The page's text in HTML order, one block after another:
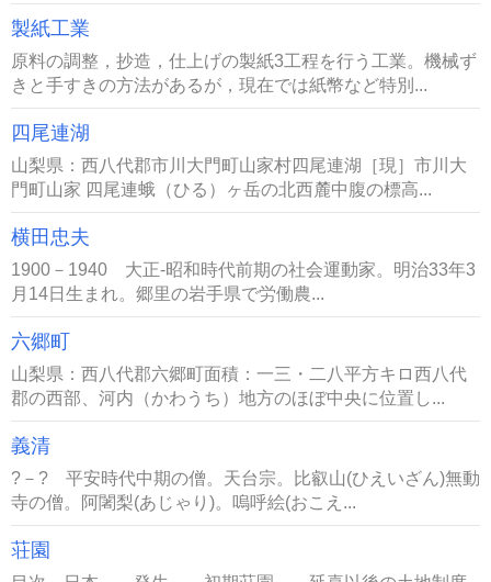
製紙工業
原料の調整，抄造，仕上げの製紙3工程を行う工業。機械ず
きと手すきの方法があるが，現在では紙幣など特別...
四尾連湖
山梨県：西八代郡市川大門町山家村四尾連湖［現］市川大
門町山家 四尾連蛾（ひる）ヶ岳の北西麓中腹の標高...
横田忠夫
1900－1940 大正-昭和時代前期の社会運動家。明治33年3
月14日生まれ。郷里の岩手県で労働農...
六郷町
山梨県：西八代郡六郷町面積：一三・二八平方キロ西八代
郡の西部、河内（かわうち）地方のほぼ中央に位置し...
義清
?－? 平安時代中期の僧。天台宗。比叡山(ひえいざん)無動
寺の僧。阿闍梨(あじゃり)。嗚呼絵(おこえ...
荘園